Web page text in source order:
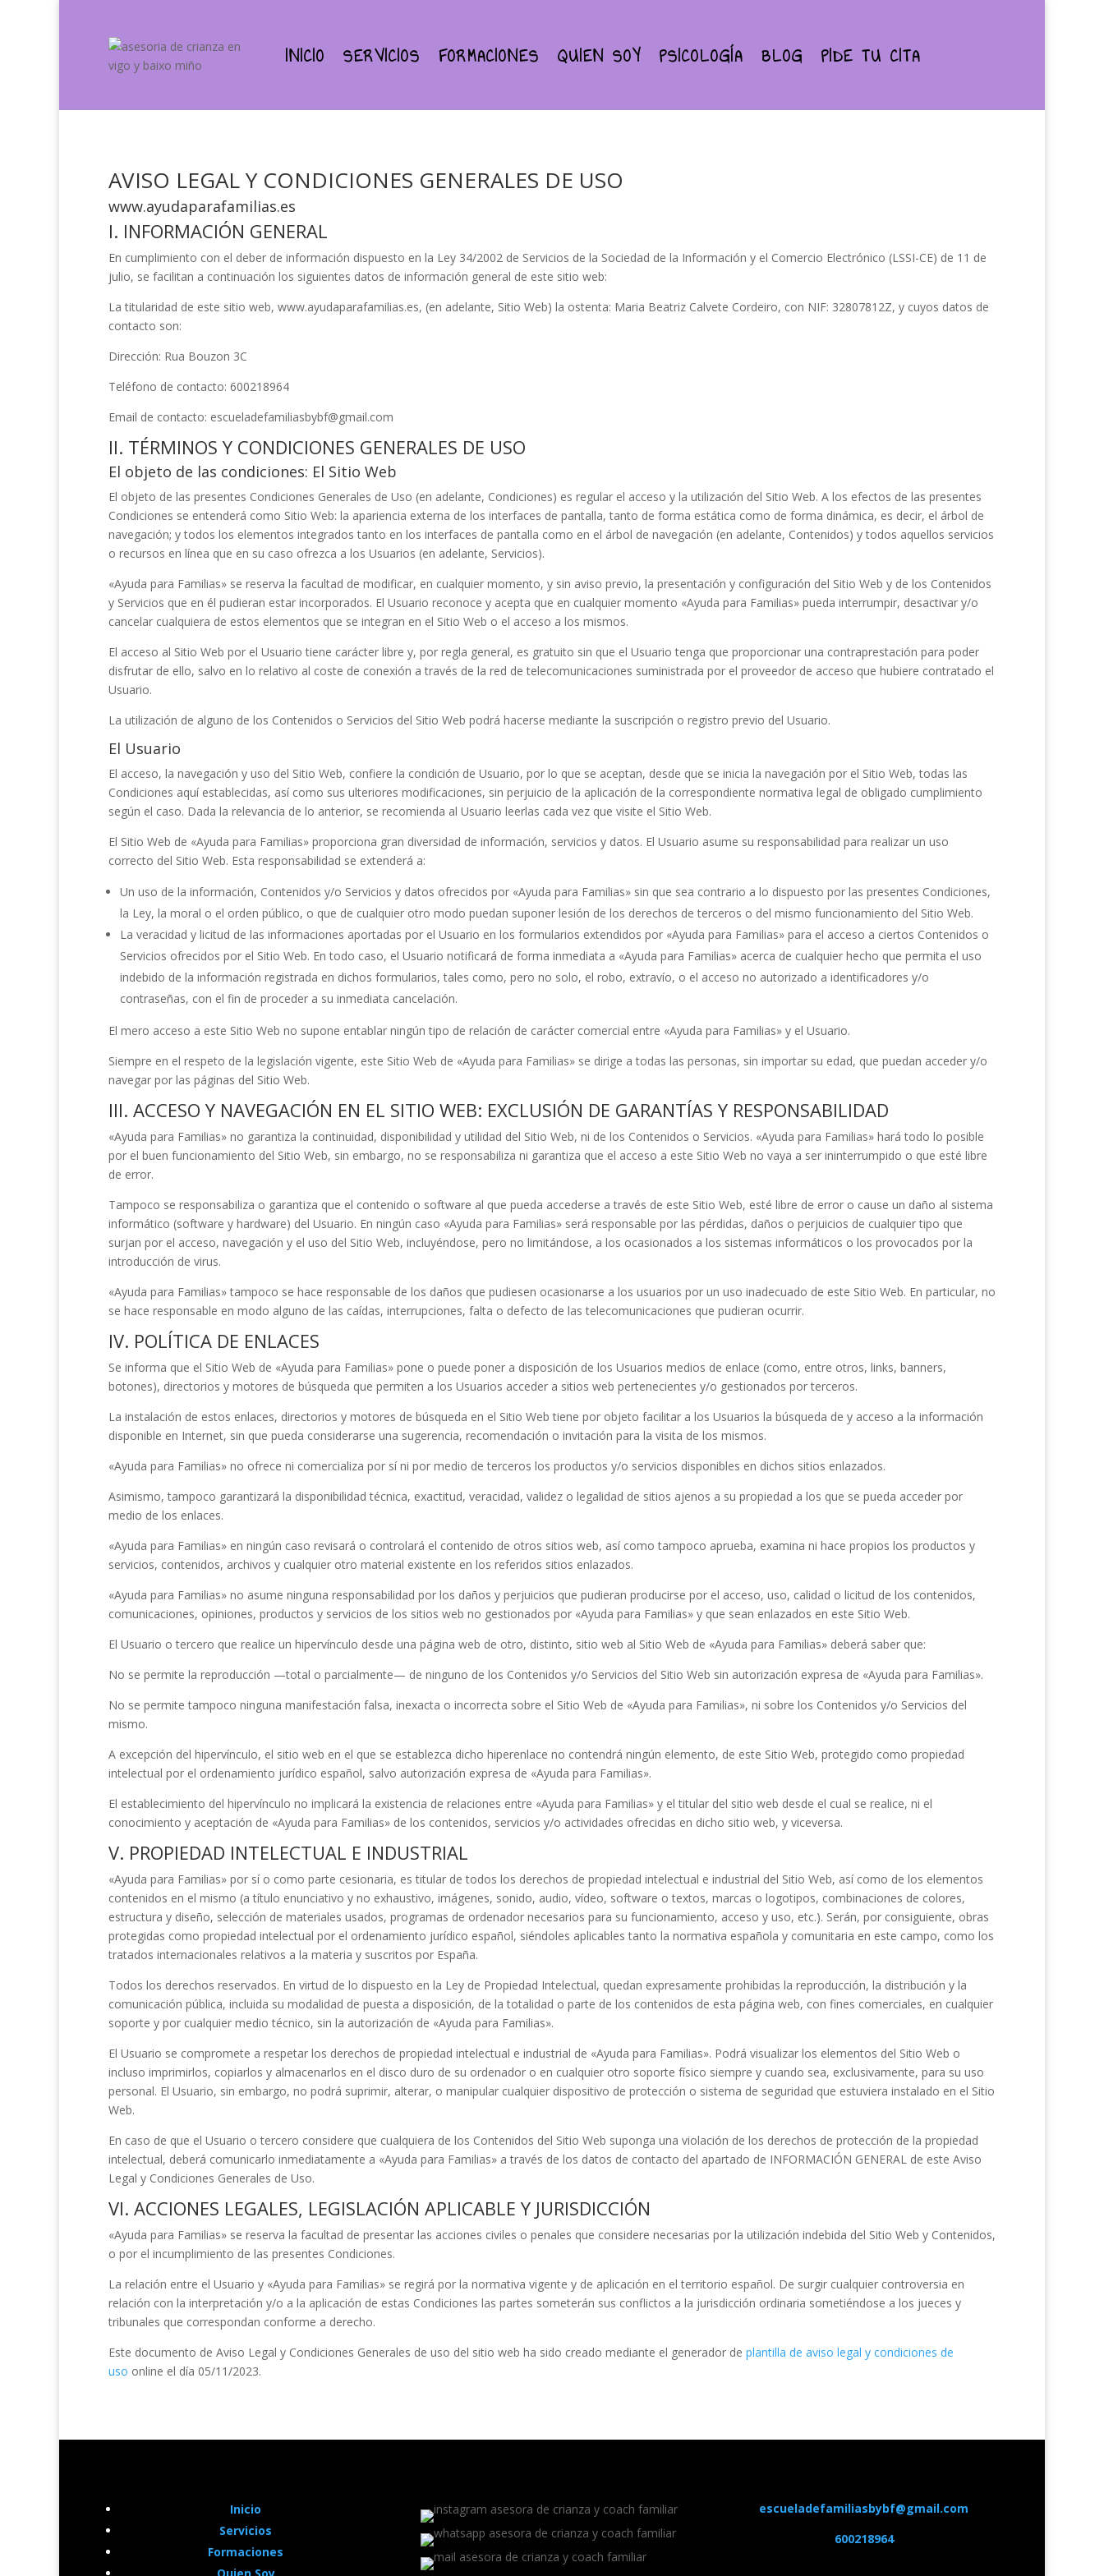
INICIO SERVICIOS FORMACIONES QUIEN SOY PSICOLOGÍA BLOG PIDE TU CITA
AVISO LEGAL Y CONDICIONES GENERALES DE USO
www.ayudaparafamilias.es
I. INFORMACIÓN GENERAL
En cumplimiento con el deber de información dispuesto en la Ley 34/2002 de Servicios de la Sociedad de la Información y el Comercio Electrónico (LSSI-CE) de 11 de
julio, se facilitan a continuación los siguientes datos de información general de este sitio web:
La titularidad de este sitio web, www.ayudaparafamilias.es, (en adelante, Sitio Web) la ostenta: Maria Beatriz Calvete Cordeiro, con NIF: 32807812Z, y cuyos datos de
contacto son:
Dirección: Rua Bouzon 3C
Teléfono de contacto: 600218964
Email de contacto: escueladefamiliasbybf@gmail.com
II. TÉRMINOS Y CONDICIONES GENERALES DE USO
El objeto de las condiciones: El Sitio Web
El objeto de las presentes Condiciones Generales de Uso (en adelante, Condiciones) es regular el acceso y la utilización del Sitio Web. A los efectos de las presentes
Condiciones se entenderá como Sitio Web: la apariencia externa de los interfaces de pantalla, tanto de forma estática como de forma dinámica, es decir, el árbol de
navegación; y todos los elementos integrados tanto en los interfaces de pantalla como en el árbol de navegación (en adelante, Contenidos) y todos aquellos servicios
o recursos en línea que en su caso ofrezca a los Usuarios (en adelante, Servicios).
«Ayuda para Familias» se reserva la facultad de modificar, en cualquier momento, y sin aviso previo, la presentación y configuración del Sitio Web y de los Contenidos
y Servicios que en él pudieran estar incorporados. El Usuario reconoce y acepta que en cualquier momento «Ayuda para Familias» pueda interrumpir, desactivar y/o
cancelar cualquiera de estos elementos que se integran en el Sitio Web o el acceso a los mismos.
El acceso al Sitio Web por el Usuario tiene carácter libre y, por regla general, es gratuito sin que el Usuario tenga que proporcionar una contraprestación para poder
disfrutar de ello, salvo en lo relativo al coste de conexión a través de la red de telecomunicaciones suministrada por el proveedor de acceso que hubiere contratado el
Usuario.
La utilización de alguno de los Contenidos o Servicios del Sitio Web podrá hacerse mediante la suscripción o registro previo del Usuario.
El Usuario
El acceso, la navegación y uso del Sitio Web, confiere la condición de Usuario, por lo que se aceptan, desde que se inicia la navegación por el Sitio Web, todas las
Condiciones aquí establecidas, así como sus ulteriores modificaciones, sin perjuicio de la aplicación de la correspondiente normativa legal de obligado cumplimiento
según el caso. Dada la relevancia de lo anterior, se recomienda al Usuario leerlas cada vez que visite el Sitio Web.
El Sitio Web de «Ayuda para Familias» proporciona gran diversidad de información, servicios y datos. El Usuario asume su responsabilidad para realizar un uso
correcto del Sitio Web. Esta responsabilidad se extenderá a:
Un uso de la información, Contenidos y/o Servicios y datos ofrecidos por «Ayuda para Familias» sin que sea contrario a lo dispuesto por las presentes Condiciones,
la Ley, la moral o el orden público, o que de cualquier otro modo puedan suponer lesión de los derechos de terceros o del mismo funcionamiento del Sitio Web.
La veracidad y licitud de las informaciones aportadas por el Usuario en los formularios extendidos por «Ayuda para Familias» para el acceso a ciertos Contenidos o
Servicios ofrecidos por el Sitio Web. En todo caso, el Usuario notificará de forma inmediata a «Ayuda para Familias» acerca de cualquier hecho que permita el uso
indebido de la información registrada en dichos formularios, tales como, pero no solo, el robo, extravío, o el acceso no autorizado a identificadores y/o
contraseñas, con el fin de proceder a su inmediata cancelación.
El mero acceso a este Sitio Web no supone entablar ningún tipo de relación de carácter comercial entre «Ayuda para Familias» y el Usuario.
Siempre en el respeto de la legislación vigente, este Sitio Web de «Ayuda para Familias» se dirige a todas las personas, sin importar su edad, que puedan acceder y/o
navegar por las páginas del Sitio Web.
III. ACCESO Y NAVEGACIÓN EN EL SITIO WEB: EXCLUSIÓN DE GARANTÍAS Y RESPONSABILIDAD
«Ayuda para Familias» no garantiza la continuidad, disponibilidad y utilidad del Sitio Web, ni de los Contenidos o Servicios. «Ayuda para Familias» hará todo lo posible
por el buen funcionamiento del Sitio Web, sin embargo, no se responsabiliza ni garantiza que el acceso a este Sitio Web no vaya a ser ininterrumpido o que esté libre
de error.
Tampoco se responsabiliza o garantiza que el contenido o software al que pueda accederse a través de este Sitio Web, esté libre de error o cause un daño al sistema
informático (software y hardware) del Usuario. En ningún caso «Ayuda para Familias» será responsable por las pérdidas, daños o perjuicios de cualquier tipo que
surjan por el acceso, navegación y el uso del Sitio Web, incluyéndose, pero no limitándose, a los ocasionados a los sistemas informáticos o los provocados por la
introducción de virus.
«Ayuda para Familias» tampoco se hace responsable de los daños que pudiesen ocasionarse a los usuarios por un uso inadecuado de este Sitio Web. En particular, no
se hace responsable en modo alguno de las caídas, interrupciones, falta o defecto de las telecomunicaciones que pudieran ocurrir.
IV. POLÍTICA DE ENLACES
Se informa que el Sitio Web de «Ayuda para Familias» pone o puede poner a disposición de los Usuarios medios de enlace (como, entre otros, links, banners,
botones), directorios y motores de búsqueda que permiten a los Usuarios acceder a sitios web pertenecientes y/o gestionados por terceros.
La instalación de estos enlaces, directorios y motores de búsqueda en el Sitio Web tiene por objeto facilitar a los Usuarios la búsqueda de y acceso a la información
disponible en Internet, sin que pueda considerarse una sugerencia, recomendación o invitación para la visita de los mismos.
«Ayuda para Familias» no ofrece ni comercializa por sí ni por medio de terceros los productos y/o servicios disponibles en dichos sitios enlazados.
Asimismo, tampoco garantizará la disponibilidad técnica, exactitud, veracidad, validez o legalidad de sitios ajenos a su propiedad a los que se pueda acceder por
medio de los enlaces.
«Ayuda para Familias» en ningún caso revisará o controlará el contenido de otros sitios web, así como tampoco aprueba, examina ni hace propios los productos y
servicios, contenidos, archivos y cualquier otro material existente en los referidos sitios enlazados.
«Ayuda para Familias» no asume ninguna responsabilidad por los daños y perjuicios que pudieran producirse por el acceso, uso, calidad o licitud de los contenidos,
comunicaciones, opiniones, productos y servicios de los sitios web no gestionados por «Ayuda para Familias» y que sean enlazados en este Sitio Web.
El Usuario o tercero que realice un hipervínculo desde una página web de otro, distinto, sitio web al Sitio Web de «Ayuda para Familias» deberá saber que:
No se permite la reproducción —total o parcialmente— de ninguno de los Contenidos y/o Servicios del Sitio Web sin autorización expresa de «Ayuda para Familias».
No se permite tampoco ninguna manifestación falsa, inexacta o incorrecta sobre el Sitio Web de «Ayuda para Familias», ni sobre los Contenidos y/o Servicios del
mismo.
A excepción del hipervínculo, el sitio web en el que se establezca dicho hiperenlace no contendrá ningún elemento, de este Sitio Web, protegido como propiedad
intelectual por el ordenamiento jurídico español, salvo autorización expresa de «Ayuda para Familias».
El establecimiento del hipervínculo no implicará la existencia de relaciones entre «Ayuda para Familias» y el titular del sitio web desde el cual se realice, ni el
conocimiento y aceptación de «Ayuda para Familias» de los contenidos, servicios y/o actividades ofrecidas en dicho sitio web, y viceversa.
V. PROPIEDAD INTELECTUAL E INDUSTRIAL
«Ayuda para Familias» por sí o como parte cesionaria, es titular de todos los derechos de propiedad intelectual e industrial del Sitio Web, así como de los elementos
contenidos en el mismo (a título enunciativo y no exhaustivo, imágenes, sonido, audio, vídeo, software o textos, marcas o logotipos, combinaciones de colores,
estructura y diseño, selección de materiales usados, programas de ordenador necesarios para su funcionamiento, acceso y uso, etc.). Serán, por consiguiente, obras
protegidas como propiedad intelectual por el ordenamiento jurídico español, siéndoles aplicables tanto la normativa española y comunitaria en este campo, como los
tratados internacionales relativos a la materia y suscritos por España.
Todos los derechos reservados. En virtud de lo dispuesto en la Ley de Propiedad Intelectual, quedan expresamente prohibidas la reproducción, la distribución y la
comunicación pública, incluida su modalidad de puesta a disposición, de la totalidad o parte de los contenidos de esta página web, con fines comerciales, en cualquier
soporte y por cualquier medio técnico, sin la autorización de «Ayuda para Familias».
El Usuario se compromete a respetar los derechos de propiedad intelectual e industrial de «Ayuda para Familias». Podrá visualizar los elementos del Sitio Web o
incluso imprimirlos, copiarlos y almacenarlos en el disco duro de su ordenador o en cualquier otro soporte físico siempre y cuando sea, exclusivamente, para su uso
personal. El Usuario, sin embargo, no podrá suprimir, alterar, o manipular cualquier dispositivo de protección o sistema de seguridad que estuviera instalado en el Sitio
Web.
En caso de que el Usuario o tercero considere que cualquiera de los Contenidos del Sitio Web suponga una violación de los derechos de protección de la propiedad
intelectual, deberá comunicarlo inmediatamente a «Ayuda para Familias» a través de los datos de contacto del apartado de INFORMACIÓN GENERAL de este Aviso
Legal y Condiciones Generales de Uso.
VI. ACCIONES LEGALES, LEGISLACIÓN APLICABLE Y JURISDICCIÓN
«Ayuda para Familias» se reserva la facultad de presentar las acciones civiles o penales que considere necesarias por la utilización indebida del Sitio Web y Contenidos,
o por el incumplimiento de las presentes Condiciones.
La relación entre el Usuario y «Ayuda para Familias» se regirá por la normativa vigente y de aplicación en el territorio español. De surgir cualquier controversia en
relación con la interpretación y/o a la aplicación de estas Condiciones las partes someterán sus conflictos a la jurisdicción ordinaria sometiéndose a los jueces y
tribunales que correspondan conforme a derecho.
Este documento de Aviso Legal y Condiciones Generales de uso del sitio web ha sido creado mediante el generador de plantilla de aviso legal y condiciones de
uso online el día 05/11/2023.
Inicio
Servicios
Formaciones
escueladefamiliasbybf@gmail.com
600218964